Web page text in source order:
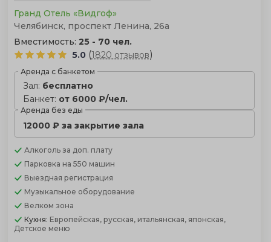
Гранд Отель «Видгоф»
Челябинск, проспект Ленина, 26а
Вместимость: 25 - 70 чел.
5.0 (1820 отзывов)
Аренда с банкетом
Зал: бесплатно
Банкет: от 6000 ₽/чел.
Аренда без еды
12000 ₽ за закрытие зала
Алкоголь за доп. плату
Парковка на 550 машин
Выездная регистрация
Музыкальное оборудование
Велком зона
Кухня: Европейская, русская, итальянская, японская,
Детское меню